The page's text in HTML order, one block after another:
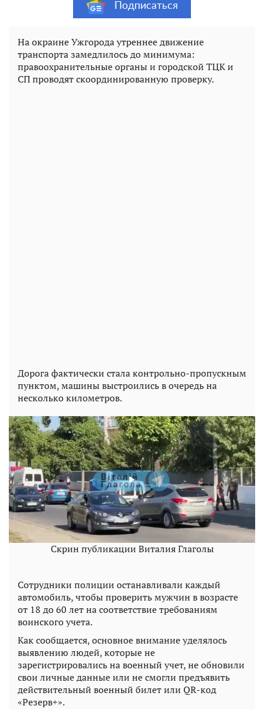
Подписаться
На окраине Ужгорода утреннее движение
транспорта замедлилось до минимума:
правоохранительные органы и городской ТЦК и
СП проводят скоординированную проверку.
Дорога фактически стала контрольно-пропускным
пунктом, машины выстроились в очередь на
несколько километров.
Скрин публикации Виталия Глаголы
Сотрудники полиции останавливали каждый
автомобиль, чтобы проверить мужчин в возрасте
от 18 до 60 лет на соответствие требованиям
воинского учета.
Как сообщается, основное внимание уделялось
выявлению людей, которые не
зарегистрировались на военный учет, не обновили
свои личные данные или не смогли предъявить
действительный военный билет или QR-код
«Резерв+».